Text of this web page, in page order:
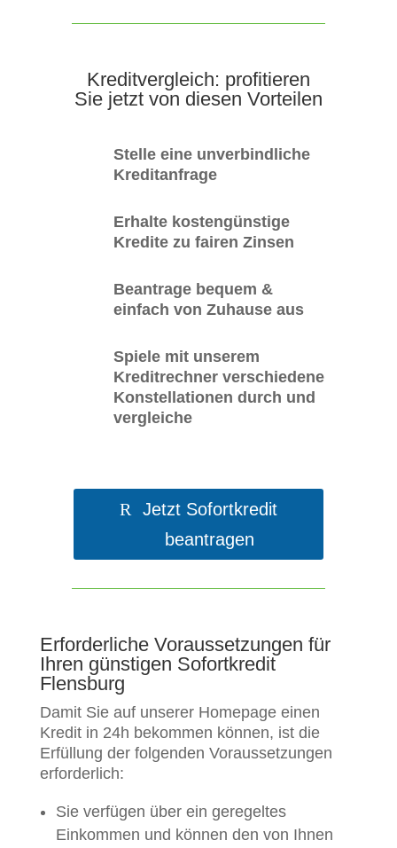
Kreditvergleich: profitieren
Sie jetzt von diesen Vorteilen
Stelle eine unverbindliche
Kreditanfrage
Erhalte kostengünstige
Kredite zu fairen Zinsen
Beantrage bequem &
einfach von Zuhause aus
Spiele mit unserem
Kreditrechner verschiedene
Konstellationen durch und
vergleiche
Jetzt Sofortkredit
beantragen
Erforderliche Voraussetzungen für
Ihren günstigen Sofortkredit
Flensburg
Damit Sie auf unserer Homepage einen
Kredit in 24h bekommen können, ist die
Erfüllung der folgenden Voraussetzungen
erforderlich:
Sie verfügen über ein geregeltes
Einkommen und können den von Ihnen